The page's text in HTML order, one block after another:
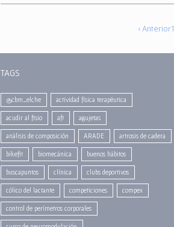
‹ Anterior1
TAGS
@cbm_elche actividad física terapéutica
acudir al fisio aft agujetas
análisis de composición ARADE artrosis de cadera
bikefit biomecánica buenos hábitos
buscapuntos clínica clubs deportivos
cólico del lactante competiciones compex
control de perímetros corporales